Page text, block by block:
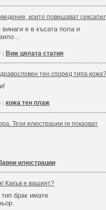
които повишават
е в късата пола и
| Виж цялата статия
тен според типа кожа?
| кожа тен плаж
Тези илюстрации ги показват
илюстрации
Какъв е вашият?
брак имате